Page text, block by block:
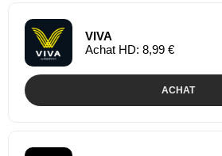
VIVA
Achat HD: 8,99 €
ACHAT